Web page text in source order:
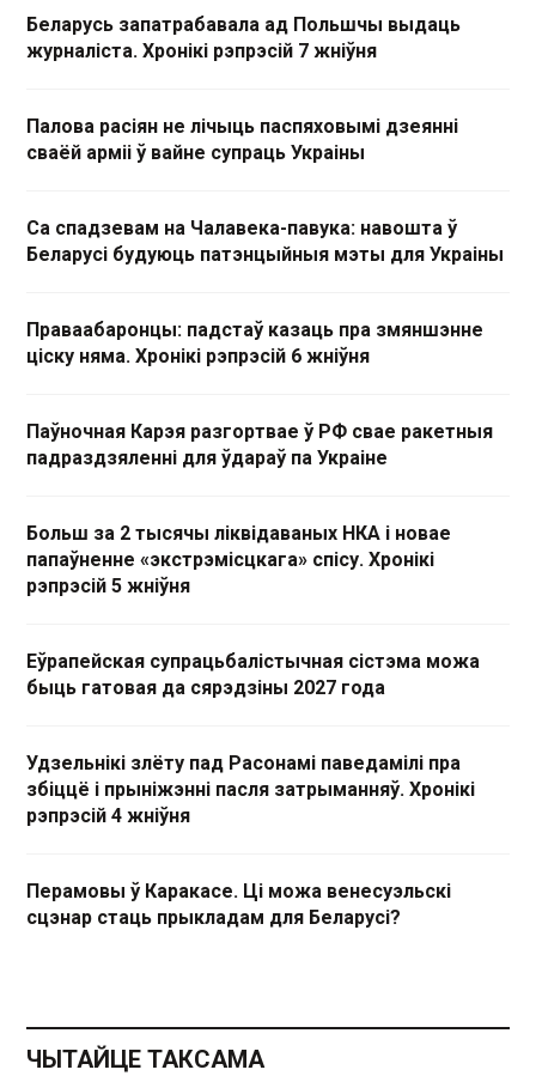
Беларусь запатрабавала ад Польшчы выдаць
журналіста. Хронікі рэпрэсій 7 жніўня
Палова расіян не лічыць паспяховымі дзеянні
сваёй арміі ў вайне супраць Украіны
Са спадзевам на Чалавека-павука: навошта ў
Беларусі будуюць патэнцыйныя мэты для Украіны
Праваабаронцы: падстаў казаць пра змяншэнне
ціску няма. Хронікі рэпрэсій 6 жніўня
Паўночная Карэя разгортвае ў РФ свае ракетныя
падраздзяленні для ўдараў па Украіне
Больш за 2 тысячы ліквідаваных НКА і новае
папаўненне «экстрэмісцкага» спісу. Хронікі
рэпрэсій 5 жніўня
Еўрапейская супрацьбалістычная сістэма можа
быць гатовая да сярэдзіны 2027 года
Удзельнікі злёту пад Расонамі паведамілі пра
збіццё і прыніжэнні пасля затрыманняў. Хронікі
рэпрэсій 4 жніўня
Перамовы ў Каракасе. Ці можа венесуэльскі
сцэнар стаць прыкладам для Беларусі?
ЧЫТАЙЦЕ ТАКСАМА